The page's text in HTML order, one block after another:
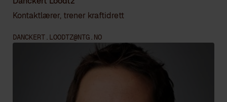
Kontaktlærer, trener kraftidrett
DANCKERT.LOODTZ@NTG.NO